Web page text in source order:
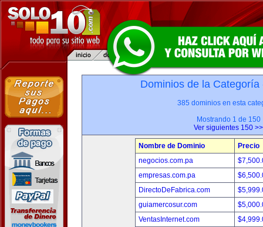
Dominios de la
385 dominios en esta
Mostrando 1 de 150
Ver siguientes 150 >>
Nombre de Dominio
Precio
negocios.com.pa
empresas.com.pa
DirectoDeFabrica.com
guiamercosur.com
VentasInternet.com